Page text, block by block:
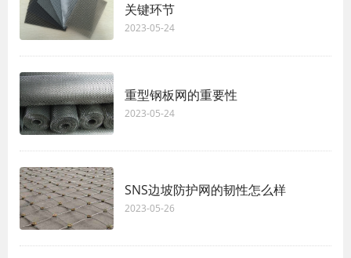
关键环节
2023-05-24
重型钢板网的重要性
2023-05-24
SNS边坡防护网的韧性怎么样
2023-05-26